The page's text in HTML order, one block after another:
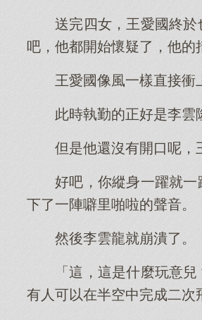
送完四女，王愛國終
吧，他都開始懷疑了，他的
王愛國像風一樣直接衝
此時執勤的正好是李雲
但是他還沒有開口呢，
好吧，你縱身一躍就
下了一陣噼里啪啦的聲音。
然後李雲龍就崩潰了。
「這，這是什麼玩意
有人可以在半空中完成二